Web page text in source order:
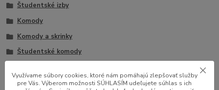
Študentské izby
Komody
Komody a skrinky
Študentské komody
Využívame súbory cookies, ktoré nám pomáhajú zlepšovať služby
pre Vás. Výberom možnosti SÚHLASÍM udeľujete súhlas s ich